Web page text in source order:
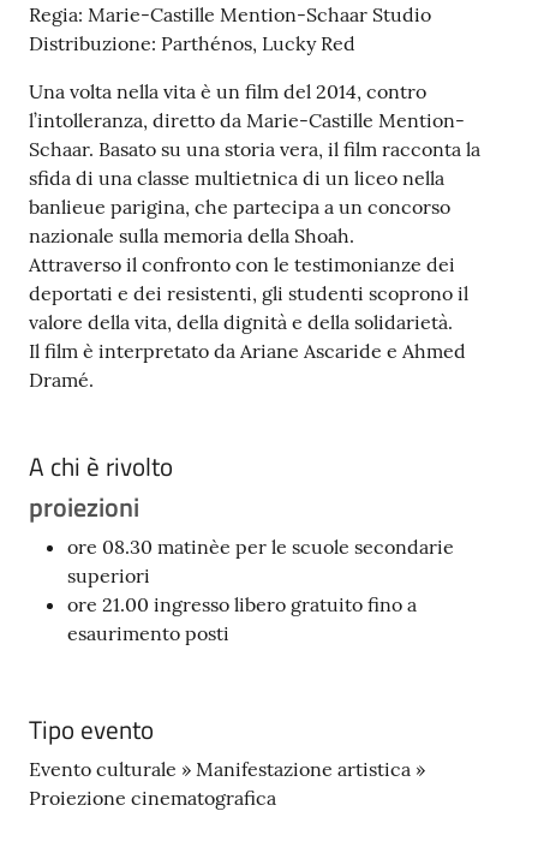
Argomenti
PNRR
Servizi
on-
line
Seguici
su
Regia: Marie-Castille Mention-Schaar Studio
Distribuzione: Parthénos, Lucky Red
Una volta nella vita è un film del 2014, contro
l’intolleranza, diretto da Marie-Castille Mention-
Schaar. Basato su una storia vera, il film racconta la
sfida di una classe multietnica di un liceo nella
banlieue parigina, che partecipa a un concorso
nazionale sulla memoria della Shoah.
Attraverso il confronto con le testimonianze dei
deportati e dei resistenti, gli studenti scoprono il
valore della vita, della dignità e della solidarietà.
Il film è interpretato da Ariane Ascaride e Ahmed
Dramé.
A chi è rivolto
proiezioni
ore 08.30 matinèe per le scuole secondarie
superiori
ore 21.00 ingresso libero gratuito fino a
esaurimento posti
Tipo evento
Evento culturale » Manifestazione artistica »
Proiezione cinematografica